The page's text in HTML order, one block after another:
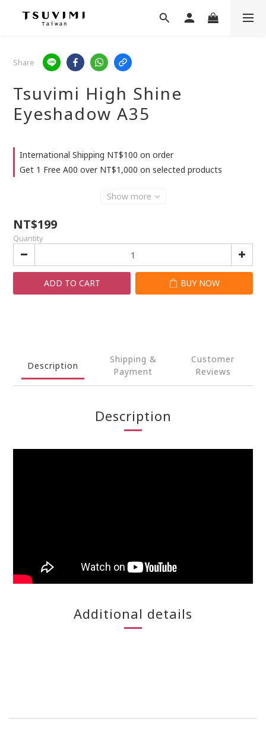
Share
Tsuvimi High Shine
Eyeshadow A35
International Shipping NT$100 on order
Get 1 Free A00 over NT$1,000 on selected products
Show more
NT$199
Quantity
ADD TO CART BUY NOW
Description
Shipping &
Payment
Customer
Reviews
Description
Additional details